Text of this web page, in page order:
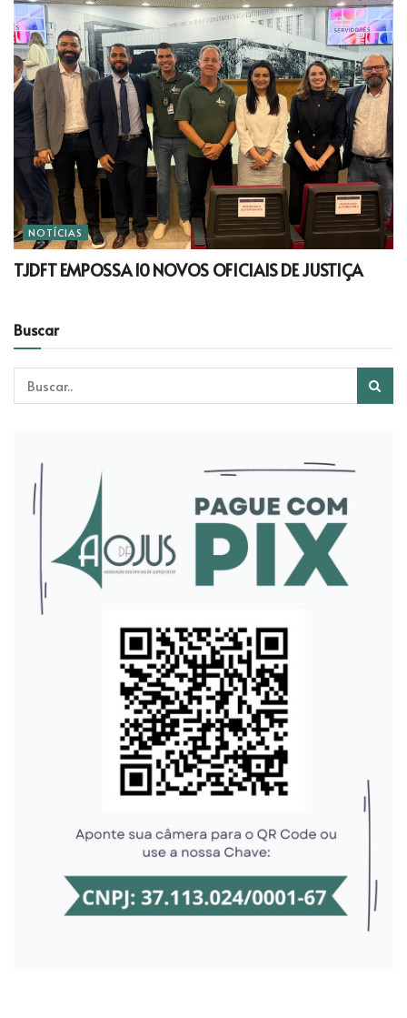
NOTÍCIAS
TJDFT EMPOSSA 10 NOVOS OFICIAIS DE JUSTIÇA
Buscar